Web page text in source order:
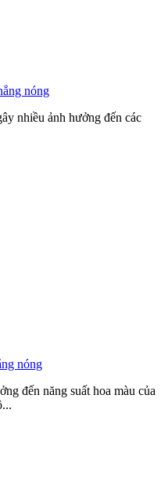
nóng
nhiều ảnh hưởng đến các
nóng
đến năng suất hoa màu của